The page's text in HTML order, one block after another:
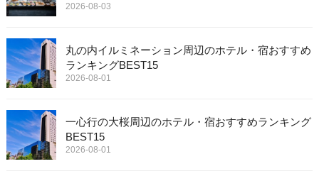
2026-08-03
丸の内イルミネーション周辺のホテル・宿おすすめ
ランキングBEST15
2026-08-01
一心行の大桜周辺のホテル・宿おすすめランキング
BEST15
2026-08-01